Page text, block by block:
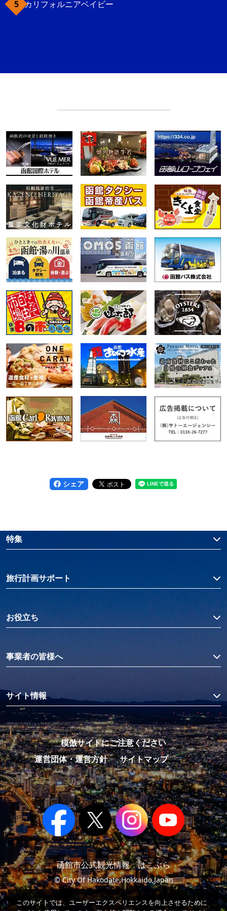
カリフォルニアベイビー
シェア
特集
旅行計画サポート
お役立ち
事業者の皆様へ
サイト情報
模倣サイトにご注意ください
運営団体・運営方針
サイトマップ
函館市公式観光情報 はこぶら
© City Of Hakodate,Hokkaido,Japan
このサイトでは、ユーザーエクスペリエンスを向上させるために